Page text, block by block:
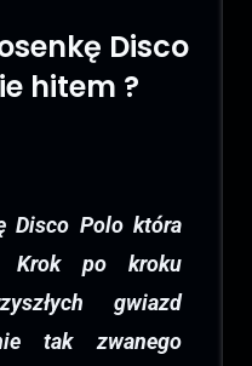
Disco
hitem ?
Disco Polo która
po kroku
gwiazd
tak zwanego